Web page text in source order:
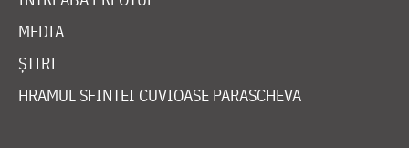
MEDIA
ȘTIRI
HRAMUL SFINTEI CUVIOASE PARASCHEVA